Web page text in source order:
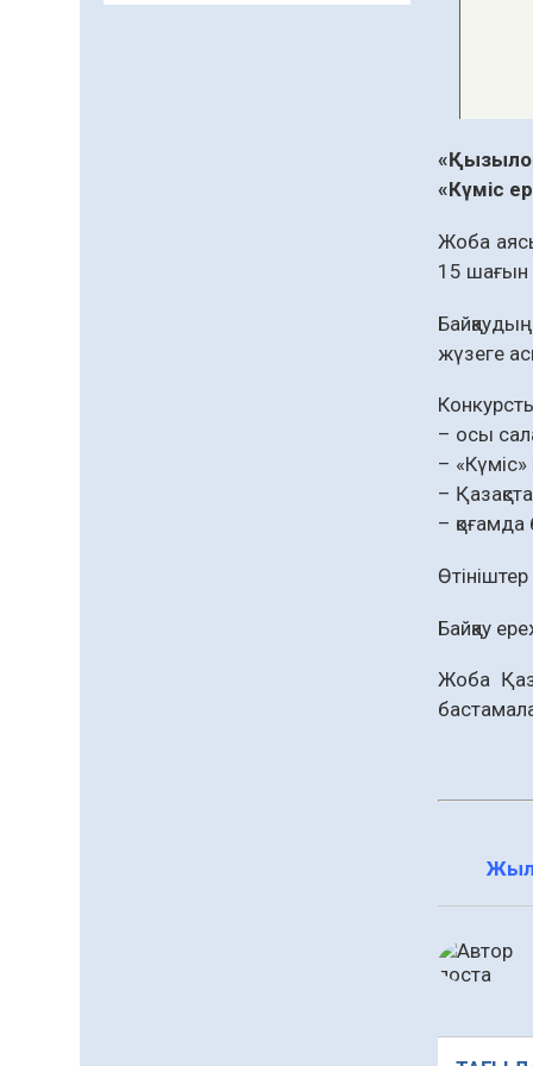
«Күміс
Жоба
15 шағын
жүзеге
– осы
– «Күміс»
–
–
Байқау
Жоба